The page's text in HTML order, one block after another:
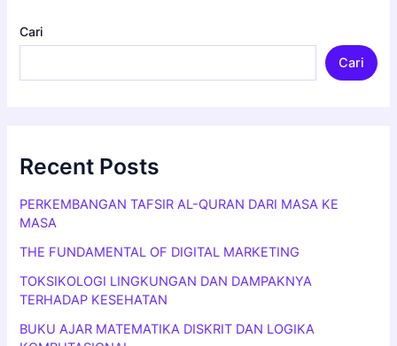
Cari
Cari
Recent Posts
PERKEMBANGAN TAFSIR AL-QURAN DARI MASA KE
MASA
THE FUNDAMENTAL OF DIGITAL MARKETING
TOKSIKOLOGI LINGKUNGAN DAN DAMPAKNYA
TERHADAP KESEHATAN
BUKU AJAR MATEMATIKA DISKRIT DAN LOGIKA